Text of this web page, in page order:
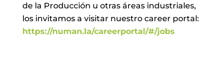
de la Producción u otras áreas industriales,
los invitamos a visitar nuestro career portal:
https://numan.la/careerportal/#/jobs